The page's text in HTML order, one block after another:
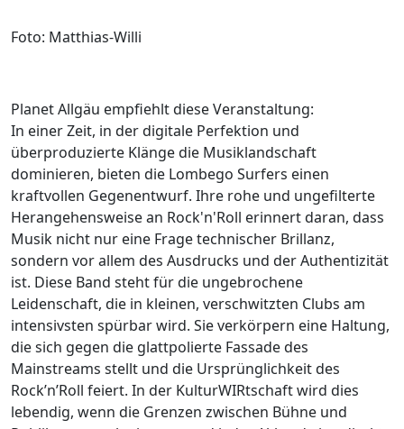
Foto: Matthias-Willi
Planet Allgäu empfiehlt diese Veranstaltung:
In einer Zeit, in der digitale Perfektion und
überproduzierte Klänge die Musiklandschaft
dominieren, bieten die Lombego Surfers einen
kraftvollen Gegenentwurf. Ihre rohe und ungefilterte
Herangehensweise an Rock'n'Roll erinnert daran, dass
Musik nicht nur eine Frage technischer Brillanz,
sondern vor allem des Ausdrucks und der Authentizität
ist. Diese Band steht für die ungebrochene
Leidenschaft, die in kleinen, verschwitzten Clubs am
intensivsten spürbar wird. Sie verkörpern eine Haltung,
die sich gegen die glattpolierte Fassade des
Mainstreams stellt und die Ursprünglichkeit des
Rock’n’Roll feiert. In der KulturWIRtschaft wird dies
lebendig, wenn die Grenzen zwischen Bühne und